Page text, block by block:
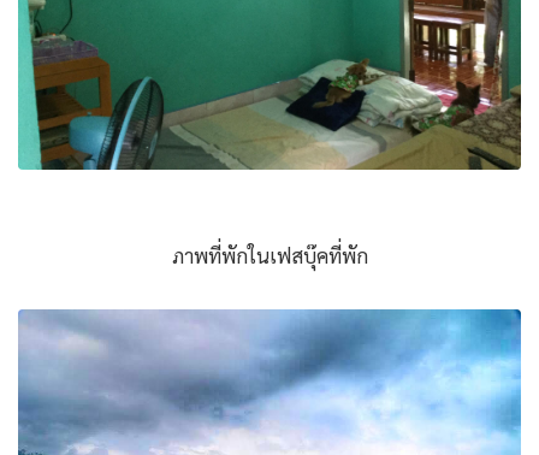
ภาพที่พักในเฟสบุ๊คที่พัก